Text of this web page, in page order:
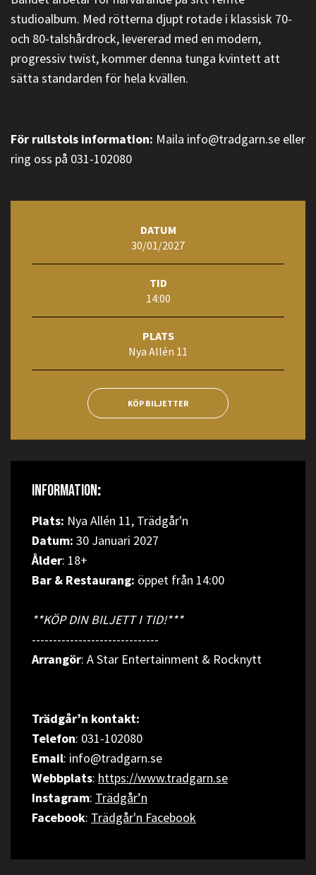
studioalbum. Med rötterna djupt rotade i klassisk 70-
och 80-talshårdrock, levererad med en modern,
progressiv twist, kommer denna tunga kvintett att
sätta standarden för hela kvällen.
För rullstols information: Maila info@tradgarn.se eller
ring oss på 031-102080
DATUM
30/01/2027
TID
14:00
PLATS
Nya Allén 11
KÖP BILJETTER
INFORMATION:
Plats: Nya Allén 11, Trädgår'n
Datum: 30 Januari 2027
Ålder: 18+
Bar & Restaurang: öppet från 14:00
**KÖP DIN BILJETT I TID!***
------------------------------
Arrangör: A Star Entertainment & Rocknytt
Trädgår’n kontakt:
Telefon: 031-102080
Email: info@tradgarn.se
Webbplats: https://www.tradgarn.se
Instagram: Trädgår’n
Facebook: Trädgår'n Facebook